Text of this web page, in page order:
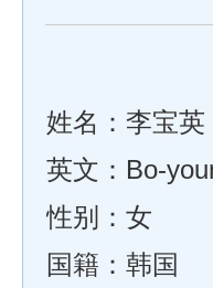
姓名：李宝英
英文：Bo-
性别：女
国籍：韩国